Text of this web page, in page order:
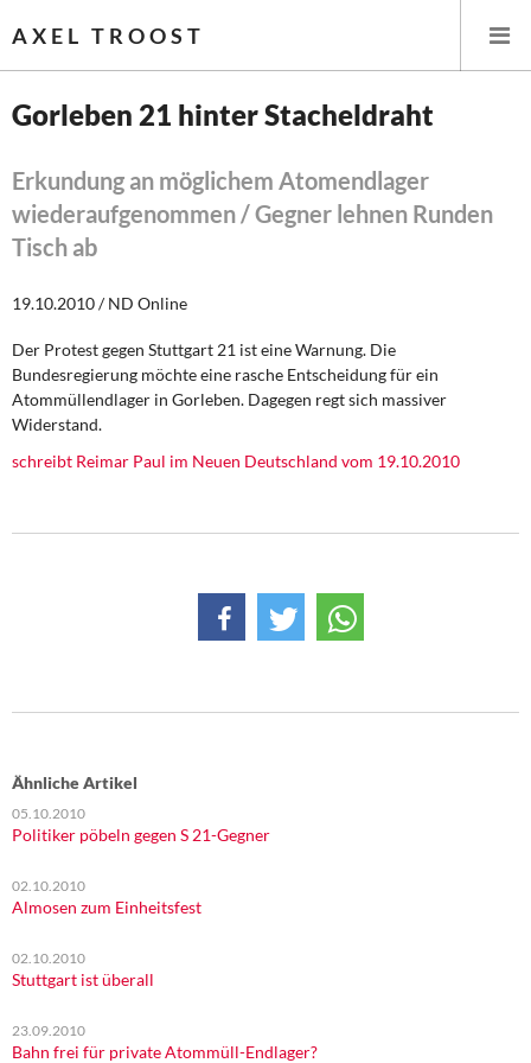
AXEL TROOST
Themen
Steuer- und Finanzpolitik
Öffentliche Infrastruktur und Daseinsvorsorge
Institut Solidarische Moderne
Rosa-Luxemburg-Stiftung
Über mich
Kontakt
Gorleben 21 hinter Stacheldraht
Erkundung an möglichem Atomendlager
wiederaufgenommen / Gegner lehnen Runden
Tisch ab
19.10.2010 / ND Online
Der Protest gegen Stuttgart 21 ist eine Warnung. Die
Bundesregierung möchte eine rasche Entscheidung für ein
Atommüllendlager in Gorleben. Dagegen regt sich massiver
Widerstand.
schreibt Reimar Paul im Neuen Deutschland vom 19.10.2010
Ähnliche Artikel
05.10.2010
Politiker pöbeln gegen S 21-Gegner
02.10.2010
Almosen zum Einheitsfest
02.10.2010
Stuttgart ist überall
23.09.2010
Bahn frei für private Atommüll-Endlager?